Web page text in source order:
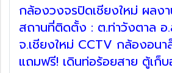
กล้องวงจรปิดเชียงใหม่ ผลง
สถานที่ติดตั้ง : ต.ท่าวังตาล อ.สารภี
จ.เชียงใหม่ CCTV กล้องอน
แถมฟรี! เดินท่อร้อยสาย ตู้เก็